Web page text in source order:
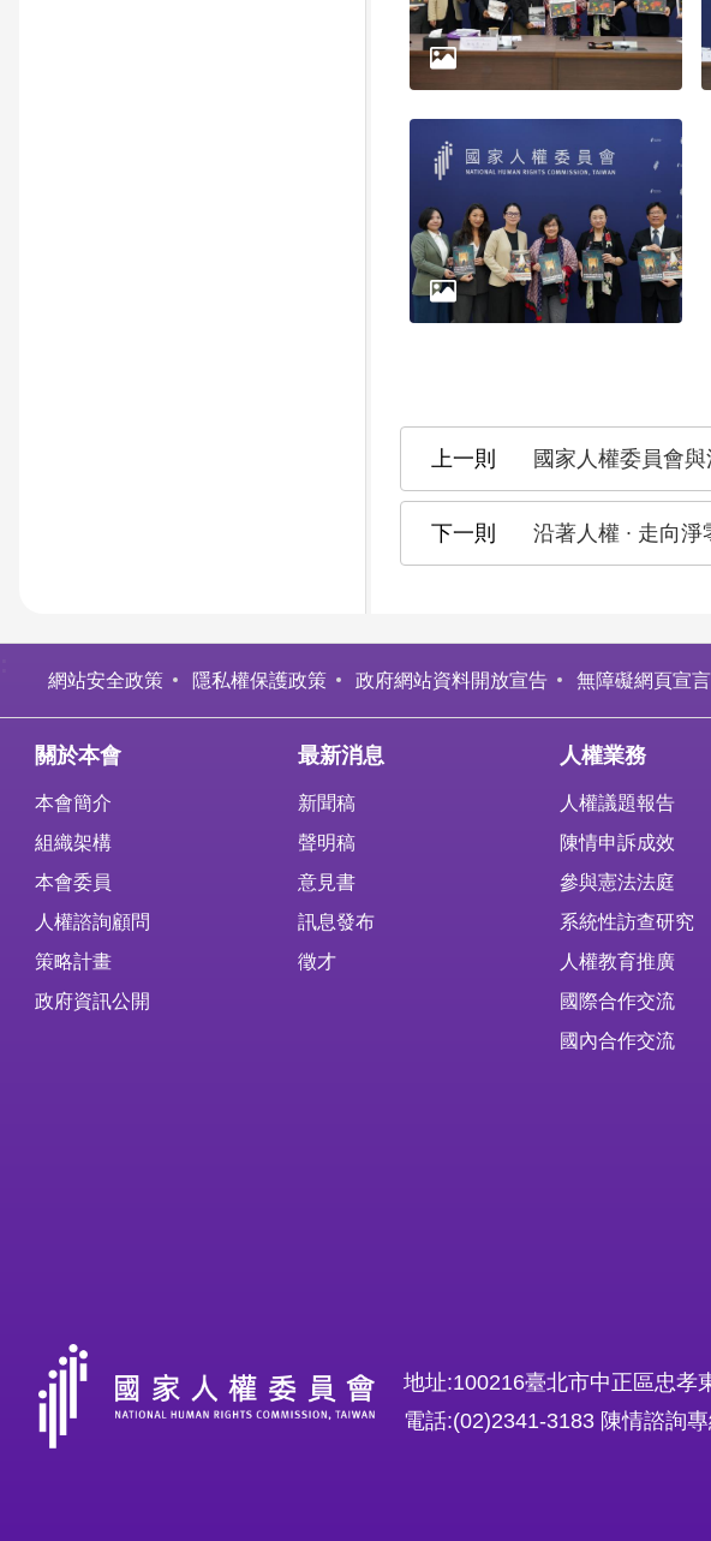
國家人權委員會
沿著人權 ∙ 走向
網站安全政策 隱私權保護政策 政府網站資料開放宣告 無障礙網頁宣言
關於本會
本會簡介
組織架構
本會委員
人權諮詢顧問
策略計畫
政府資訊公開
最新消息
新聞稿
聲明稿
意見書
訊息發布
徵才
人權業務
人權議題報告
陳情申訴成效
參與憲法法庭
系統性訪查研究
人權教育推廣
國際合作交流
國內合作交流
地址:100216臺北市中正區忠孝
電話:(02)2341-3183 陳情諮詢